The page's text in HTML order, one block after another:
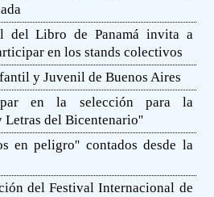
del Libro de Panamá invita a
en los stands colectivos
y Juvenil de Buenos Aires
en la selección para la
del Bicentenario''
en peligro'' contados desde la
del Festival Internacional de